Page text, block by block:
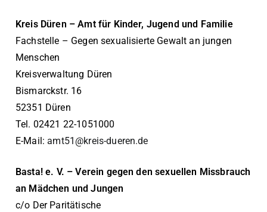
Kreis Düren – Amt für Kinder, Jugend und Familie
Fachstelle – Gegen sexualisierte Gewalt an jungen
Menschen
Kreisverwaltung Düren
Bismarckstr. 16
52351 Düren
Tel. 02421 22-1051000
E-Mail:amt51@kreis-dueren.de
Basta! e. V. – Verein gegen den sexuellen Missbrauch
an Mädchen und Jungen
c/o Der Paritätische